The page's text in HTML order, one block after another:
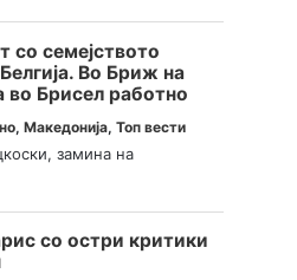
со семејството
Во Бриж на
во Брисел работно
,Македонија,Топ вести
замина на
со остри критики